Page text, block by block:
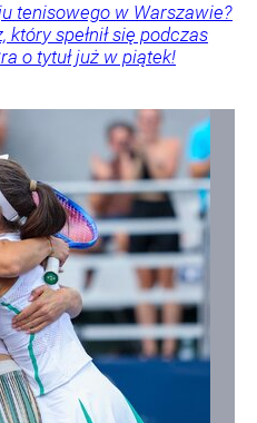
tenisowego w Warszawie?
spełnił się podczas
o tytuł już w piątek!